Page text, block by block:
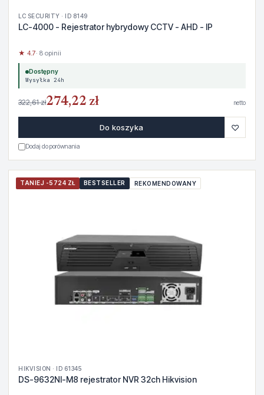
LC SECURITY · ID 8149
LC-4000 - Rejestrator hybrydowy CCTV - AHD - IP
★ 4.7· 8 opinii
Dostępny
Wysyłka 24h
322,61 zł274,22 zł netto
Do koszyka ♡
Dodaj do porównania
TANIEJ -5724 ZŁ BESTSELLER REKOMENDOWANY
HIKVISION · ID 61345
DS-9632NI-M8 rejestrator NVR 32ch Hikvision